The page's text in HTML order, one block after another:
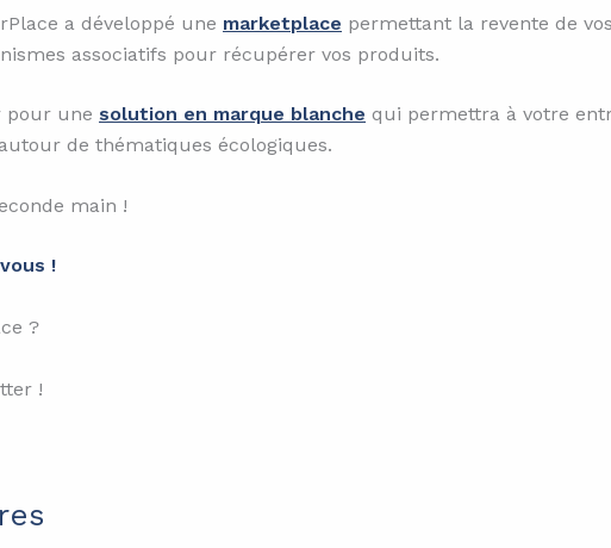
a développé une marketplace permettant la revente de
associatifs pour récupérer vos produits.
pour une solution en marque blanche qui permettra à votre
de thématiques écologiques.
main !
!
?
!